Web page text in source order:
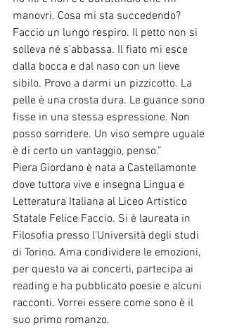
manovri. Cosa mi sta succedendo?
Faccio un lungo respiro. Il petto non si
solleva né s’abbassa. Il fiato mi esce
dalla bocca e dal naso con un lieve
sibilo. Provo a darmi un pizzicotto. La
pelle è una crosta dura. Le guance sono
fisse in una stessa espressione. Non
posso sorridere. Un viso sempre uguale
è di certo un vantaggio, penso.”
Piera Giordano è nata a Castellamonte
dove tuttora vive e insegna Lingua e
Letteratura Italiana al Liceo Artistico
Statale Felice Faccio. Si è laureata in
Filosofia presso l’Università degli studi
di Torino. Ama condividere le emozioni,
per questo va ai concerti, partecipa ai
reading e ha pubblicato poesie e alcuni
racconti. Vorrei essere come sono è il
suo primo romanzo.